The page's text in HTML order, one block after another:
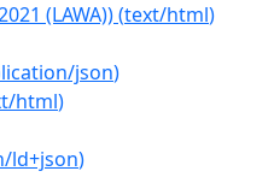
(LAWA))(text/html)
json)
html)
ld+json)